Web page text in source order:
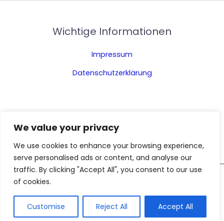
We value your privacy
We use cookies to enhance your browsing experience,
serve personalised ads or content, and analyse our
traffic. By clicking "Accept All", you consent to our use
of cookies.
Customise Reject All Accept All
Wichtige Informationen
Impressum
Datenschutzerklärung
Copyright © 2026 Meine Wohnwelt: Inspirationen für Wohnen,
Garten & Immobilien